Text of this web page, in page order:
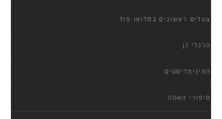
צעדים ראשונים בסלואו פוד
הרגלי זן
המינימליסטים
סיפורי האטה